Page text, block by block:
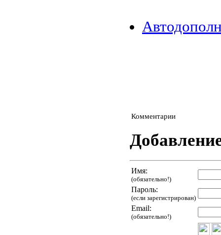
Комментарии
Имя:
(обязательно!)
Пароль:
(если зарегистрирован)
Email:
(обязательно!)